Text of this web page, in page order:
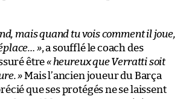
mais quand tu vois comment il joue,
», a soufflé le coach des
être« heureux que Verratti soit
»Mais l’ancien joueur du Barça
que ses protégés ne se laissent